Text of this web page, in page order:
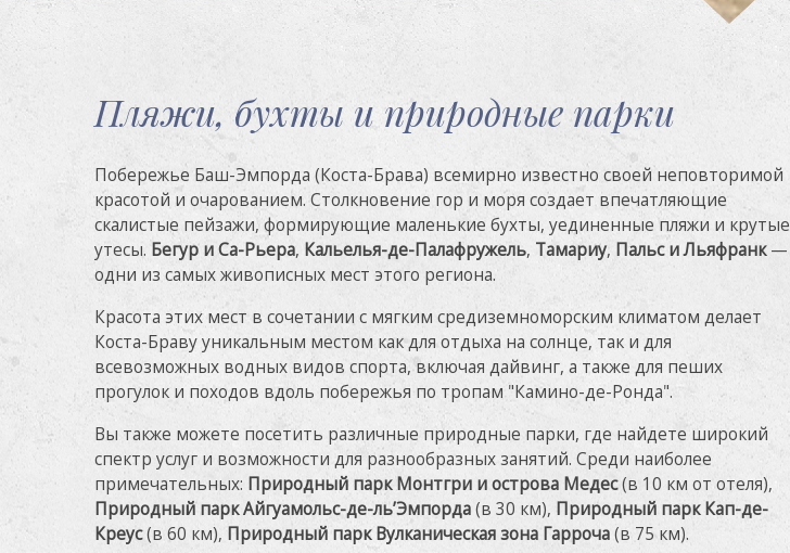
Пляжи, бухты и природные парки
Побережье Баш-Эмпорда (Коста-Брава) всемирно известно своей неповторимой
красотой и очарованием. Столкновение гор и моря создает впечатляющие
скалистые пейзажи, формирующие маленькие бухты, уединенные пляжи и крутые
утесы. Бегур и Са-Рьера, Кальелья-де-Палафружель, Тамариу, Пальс и Льяфранк—
одни из самых живописных мест этого региона.
Красота этих мест в сочетании с мягким средиземноморским климатом делает
Коста-Браву уникальным местом как для отдыха на солнце, так и для
всевозможных водных видов спорта, включая дайвинг, а также для пеших
прогулок и походов вдоль побережья по тропам "Камино-де-Ронда".
Вы также можете посетить различные природные парки, где найдете широкий
спектр услуг и возможности для разнообразных занятий. Среди наиболее
примечательных: Природный парк Монтгри и острова Медес(в 10 км от отеля),
Природный парк Айгуамольс-де-ль’Эмпорда(в 30 км), Природный парк Кап-де-
Креус(в 60 км), Природный парк Вулканическая зона Гарроча(в 75 км).